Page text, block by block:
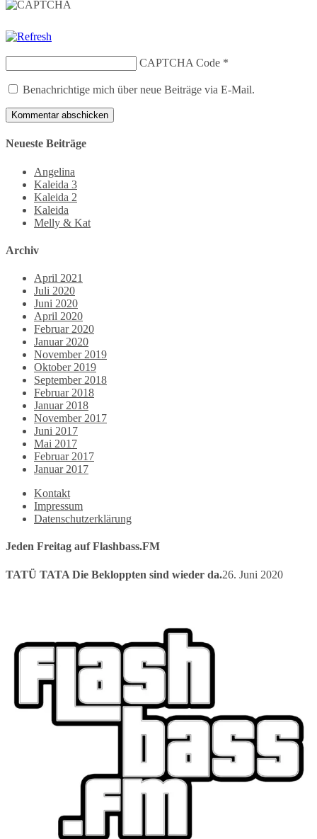
CAPTCHA Code *
Benachrichtige mich über neue Beiträge via E-Mail.
Neueste Beiträge
Angelina
Kaleida 3
Kaleida 2
Kaleida
Melly & Kat
Archiv
April 2021
Juli 2020
Juni 2020
April 2020
Februar 2020
Januar 2020
November 2019
Oktober 2019
September 2018
Februar 2018
Januar 2018
November 2017
Juni 2017
Mai 2017
Februar 2017
Januar 2017
Kontakt
Impressum
Datenschutzerklärung
Jeden Freitag auf Flashbass.FM
TATÜ TATA Die Bekloppten sind wieder da.26. Juni 2020